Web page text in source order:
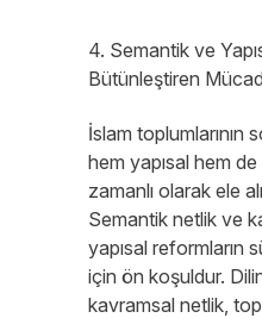
4. Semantik ve
Bütünleştiren
İslam toplumlarının
hem yapısal hem
zamanlı olarak ele
Semantik netlik ve
yapısal reformların
için ön koşuldur.
kavramsal netlik,